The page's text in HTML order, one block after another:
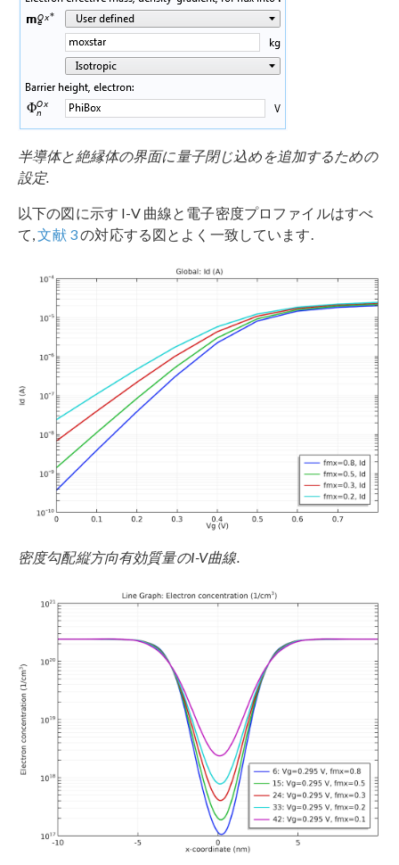
半導体と絶縁体の界面に量子閉じ込めを追加するための
設定.
以下の図に示す I-V 曲線と電子密度プロファイルはすべ
て,文献 3の対応する図とよく一致しています.
密度勾配縦方向有効質量のI-V曲線.